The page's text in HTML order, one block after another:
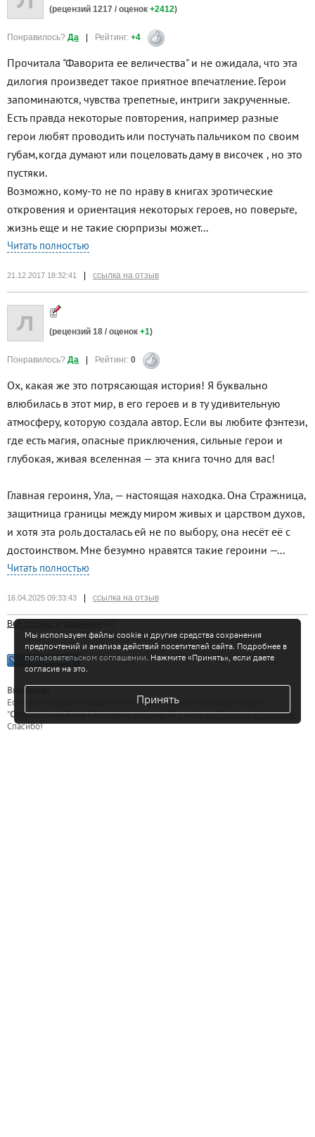
(рецензий 1217 / оценок +2412)
Понравилось? Да Рейтинг: +4
Прочитала "Фаворита ее величества" и не ожидала, что эта
дилогия произведет такое приятное впечатление. Герои
запоминаются, чувства трепетные, интриги закрученные.
Есть правда некоторые повторения, например разные
герои любят проводить или постучать пальчиком по своим
губам,когда думают или поцеловать даму в височек , но это
пустяки.
Возможно, кому-то не по нраву в книгах эротические
откровения и ориентация некоторых героев, но поверьте,
жизнь еще и не такие сюрпризы может...
Читать полностью
21.12.2017 18:32:41 | ссылка на отзыв
(рецензий 18 / оценок +1)
Понравилось? Да Рейтинг: 0
Ох, какая же это потрясающая история! Я буквально
влюбилась в этот мир, в его героев и в ту удивительную
атмосферу, которую создала автор. Если вы любите фэнтези,
где есть магия, опасные приключения, сильные герои и
глубокая, живая вселенная — эта книга точно для вас!
Главная героиня, Ула, — настоящая находка. Она Стражница,
защитница границы между миром живых и царством духов,
и хотя эта роль досталась ей не по выбору, она несёт её с
достоинством. Мне безумно нравятся такие героини —...
Читать полностью
16.04.2025 09:33:43 | ссылка на отзыв
Все отзывы и рецензии
Внимание!
Если Вы обнаружили ошибку на персональной странице
"Стрельникова Кира Сергеевна", пишите об этом всообщении об ошибке
Спасибо!
Мы используем файлы cookie и другие средства сохранения
предпочтений и анализа действий посетителей сайта. Подробнее в
пользовательском соглашении. Нажмите «Принять», если даете
согласие на это.
Принять